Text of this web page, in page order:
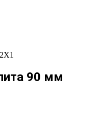
90 мм